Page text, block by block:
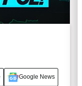
Google News